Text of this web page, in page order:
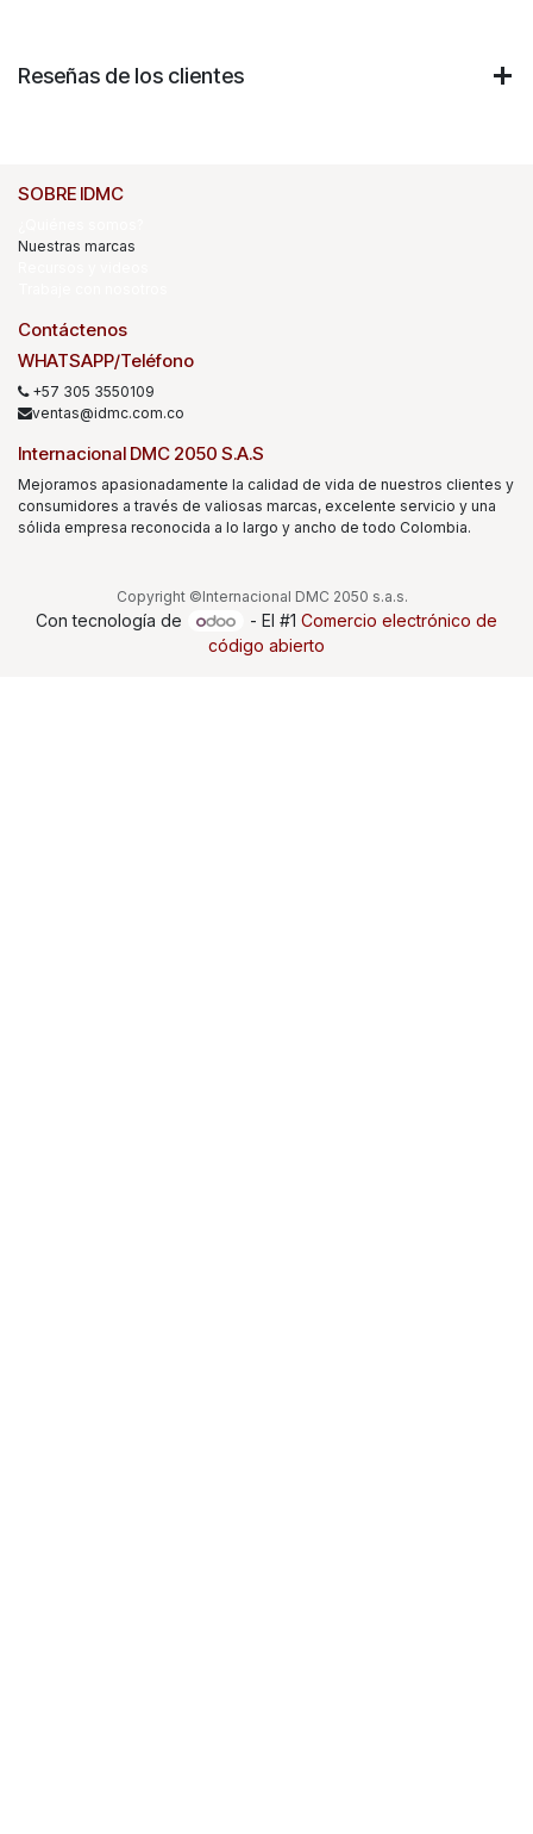
Reseñas de los clientes
SOBRE IDMC
Nuestras marcas
Contáctenos
WHATSAPP/Teléfono
+57 305 3550109
ventas@idmc.com.co
Internacional DMC 2050 S.A.S
Mejoramos apasionadamente la calidad de vida de nuestros clientes y
consumidores a través de valiosas marcas, excelente servicio y una
sólida empresa reconocida a lo largo y ancho de todo Colombia.
Copyright ©Internacional DMC 2050 s.a.s.
Con tecnología de - El #1 Comercio electrónico de
código abierto